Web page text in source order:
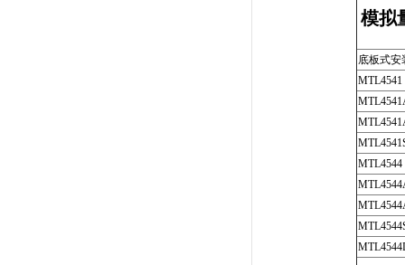
模拟
底板式安
MTL4541
MTL4544